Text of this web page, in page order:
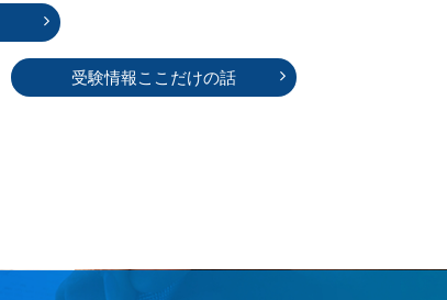
受験情報ここだけの話